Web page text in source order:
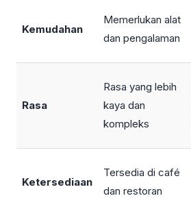
Kemudahan
Memerlukan alat
dan pengalaman
Rasa
Rasa yang lebih
kaya dan
kompleks
Ketersediaan
Tersedia di café
dan restoran